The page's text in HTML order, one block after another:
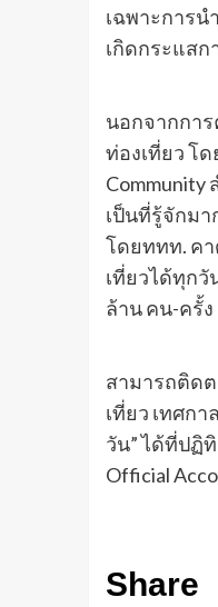
เฉพาะการน
เกิดกระแสก
นอกจากกา
ท่องเที่ยว โ
เป็นที่รู้จักม
โดยททท. คา
เที่ยวได้ทุกวั
ล้าน คน-ครั้ง
สามารถติด
เที่ยว เทศก
วัน” ได้ที่ปฏิ
Official
Share